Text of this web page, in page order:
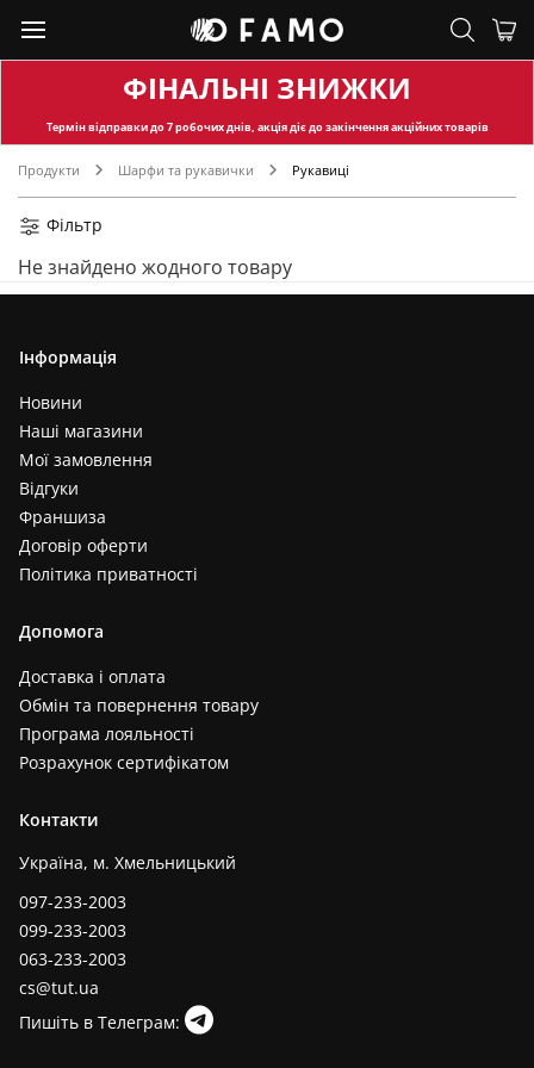
ФІНАЛЬНІ ЗНИЖКИ
Термін відправкидо 7 робочих днів, акція діє до закінчення акційних товарів
Продукти Шарфи та рукавички Рукавиці
Фільтр
Не знайдено жодного товару
Інформація
Новини
Наші магазини
Мої замовлення
Відгуки
Франшиза
Договір оферти
Політика приватності
Допомога
Доставка і оплата
Обмін та повернення товару
Програма лояльності
Розрахунок сертифікатом
Контакти
Україна, м. Хмельницький
097-233-2003
099-233-2003
063-233-2003
cs@tut.ua
Пишіть в Телеграм: